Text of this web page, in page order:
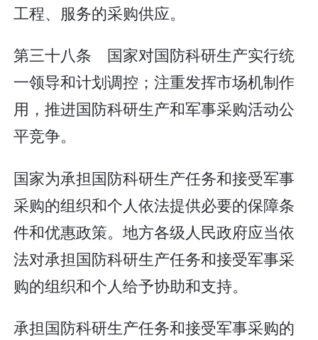
工程、服务的采购供应。
第三十八条 国家对国防科研生产实行统
一领导和计划调控；注重发挥市场机制作
用，推进国防科研生产和军事采购活动公
平竞争。
国家为承担国防科研生产任务和接受军事
采购的组织和个人依法提供必要的保障条
件和优惠政策。地方各级人民政府应当依
法对承担国防科研生产任务和接受军事采
购的组织和个人给予协助和支持。
承担国防科研生产任务和接受军事采购的